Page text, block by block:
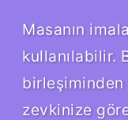
Masanın
kullanılabilir.
birleşiminden
zevkinize